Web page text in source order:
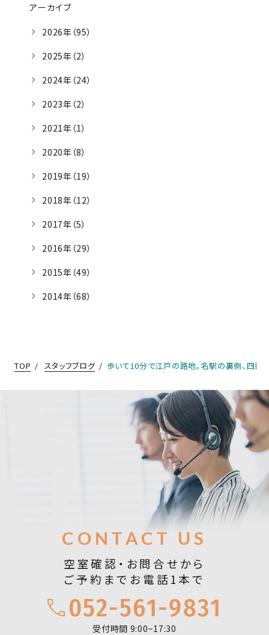
アーカイブ
2026年（95）
2025年（2）
2024年（24）
2023年（2）
2021年（1）
2020年（8）
2019年（19）
2018年（12）
2017年（5）
2016年（29）
2015年（49）
2014年（68）
TOP スタッフブログ 歩いて10分で江戸の路地。名駅の裏側、四間
お問合せ
CONTACT US
空室確認・お問合せから
ご予約までお電話1本で
052-561-9831
受付時間 9:00~17:30